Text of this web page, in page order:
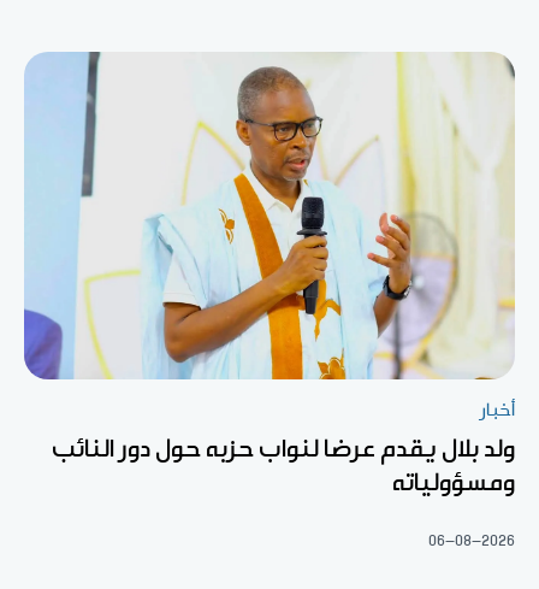
أخبار
ولد بلال يقدم عرضا لنواب حزبه حول دور النائب
ومسؤولياته
06-08-2026